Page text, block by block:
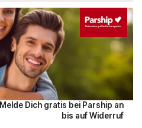
Melde Dich gratis bei Parship an
bis auf Widerruf